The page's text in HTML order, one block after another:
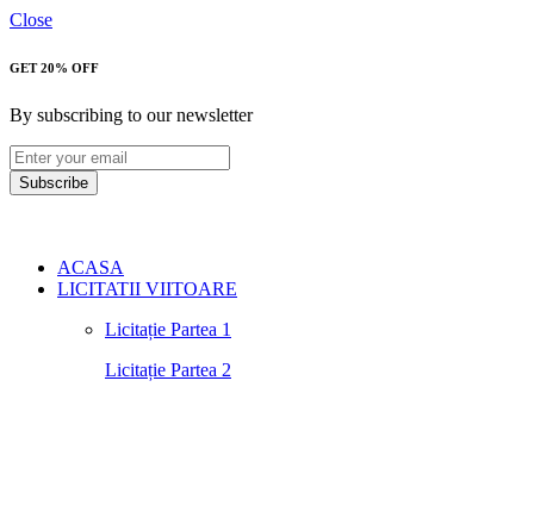
Close
GET 20% OFF
By subscribing to our newsletter
Subscribe
ACASA
LICITATII VIITOARE
Licitație Partea 1
Licitație Partea 2